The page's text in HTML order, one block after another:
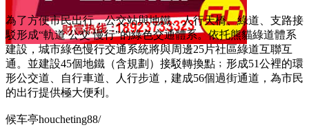
為了方便市民出行，公交站與地鐵、人行天橋、綠道、支路接
駁形成“軌道 公交 慢行”的綠色交通體系。依托熊貓綠道體系
建設，城市綠色慢行交通系統將與周邊25片社區綠道互聯互
通。並建設45個地鐵（含規劃）接駁轉換點﹔形成51公裡的環
形公交道、自行車道、人行步道，建成56個過街通道，為市民
的出行提供極大便利。
候车亭houcheting88/